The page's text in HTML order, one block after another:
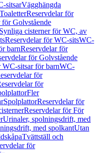
sitsarVägghängda
ToaletterReservdelar för
för Golvstående
cisterner för WC, av
Reservdelar för WC-sitsWC-
barnReservdelar för
för Golvstående
WC-sitsar för barnWC-
för
för
Fler
SpolplattorReservdelar för
Reservdelar för För
Urinaler, spolningsdrift, med
med spolkantUtan
Tvättställ och
för